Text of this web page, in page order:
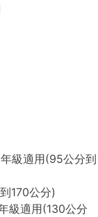
級適用(95公分到
170公分)
級適用(130公分